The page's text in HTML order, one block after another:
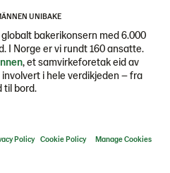
UNIBAKE
bakerikonsern med 6.000
I Norge er vi rundt 160 ansatte.
, et samvirkeforetak eid av
i hele verdikjeden – fra
til bord.
Policy Cookie Policy Manage Cookies